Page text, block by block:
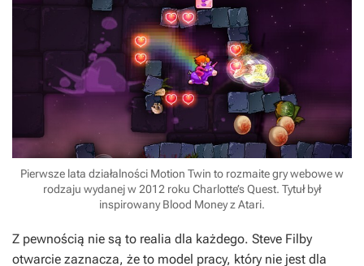
Pierwsze lata działalności Motion Twin to rozmaite gry webowe w
rodzaju wydanej w 2012 roku Charlotte’s Quest. Tytuł był
inspirowany Blood Money z Atari.
Z pewnością nie są to realia dla każdego. Steve Filby
otwarcie zaznacza, że to model pracy, który nie jest dla